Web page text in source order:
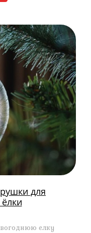
для
елку